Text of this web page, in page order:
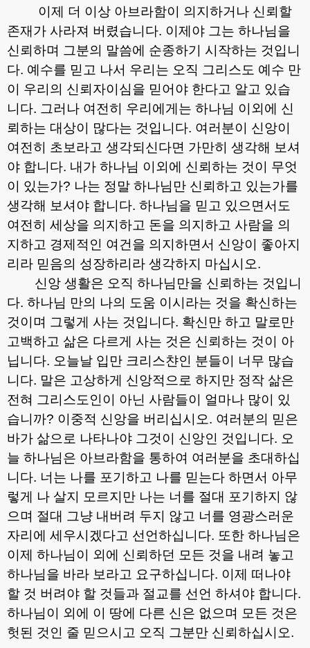
이제 더 이상 아브라함이 의지하거나 신뢰할
존재가 사라져 버렸습니다. 이제야 그는 하나님을
신뢰하며 그분의 말씀에 순종하기 시작하는 것입니
다. 예수를 믿고 나서 우리는 오직 그리스도 예수 만
이 우리의 신뢰자이심을 믿어야 한다고 알고 있습
니다. 그러나 여전히 우리에게는 하나님 이외에 신
뢰하는 대상이 많다는 것입니다. 여러분이 신앙이
여전히 초보라고 생각되신다면 가만히 생각해 보셔
야 합니다. 내가 하나님 이외에 신뢰하는 것이 무엇
이 있는가? 나는 정말 하나님만 신뢰하고 있는가를
생각해 보셔야 합니다. 하나님을 믿고 있으면서도
여전히 세상을 의지하고 돈을 의지하고 사람을 의
지하고 경제적인 여건을 의지하면서 신앙이 좋아지
리라 믿음의 성장하리라 생각하지 마십시오.
신앙 생활은 오직 하나님만을 신뢰하는 것입니
다. 하나님 만의 나의 도움 이시라는 것을 확신하는
것이며 그렇게 사는 것입니다. 확신만 하고 말로만
고백하고 삶은 다르게 사는 것은 신뢰하는 것이 아
닙니다. 오늘날 입만 크리스챤인 분들이 너무 많습
니다. 말은 고상하게 신앙적으로 하지만 정작 삶은
전혀 그리스도인이 아닌 사람들이 얼마나 많이 있
습니까? 이중적 신앙을 버리십시오. 여러분의 믿은
바가 삶으로 나타나야 그것이 신앙인 것입니다. 오
늘 하나님은 아브라함을 통하여 여러분을 초대하십
니다. 너는 나를 포기하고 나를 믿는다 하면서 아무
렇게 나 살지 모르지만 나는 너를 절대 포기하지 않
으며 절대 그냥 내버려 두지 않고 너를 영광스러운
자리에 세우시겠다고 선언하십니다. 또한 하나님은
이제 하나님이 외에 신뢰하던 모든 것을 내려 놓고
하나님을 바라 보라고 요구하십니다. 이제 떠나야
할 것 버려야 할 것들과 절교를 선언 하셔야 합니다.
하나님이 외에 이 땅에 다른 신은 없으며 모든 것은
헛된 것인 줄 믿으시고 오직 그분만 신뢰하십시오.